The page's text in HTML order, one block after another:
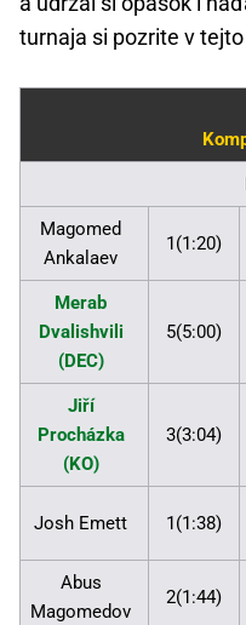
turnaja si pozrite v
Magomed
Ankalaev
1(1:20)
Merab
Dvalishvili
(DEC)
5(5:00)
Jiří
Procházka
(KO)
3(3:04)
Josh Emett 1(1:38)
Abus
Magomedov
2(1:44)